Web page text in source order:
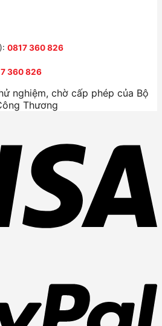
0817 360 826
360 826
nghiệm, chờ cấp phép của Bộ
Thương